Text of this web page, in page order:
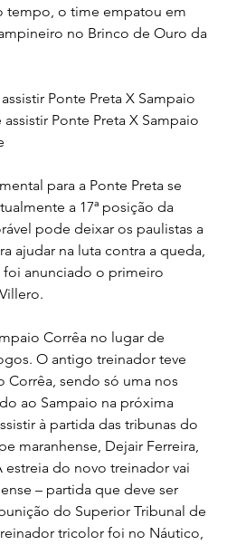
tempo, o time empatou em
no Brinco de Ouro da
Ponte Preta X Sampaio
Ponte Preta X Sampaio
para a Ponte Preta se
a 17ª posição da
pode deixar os paulistas a
ajudar na luta contra a queda,
foi anunciado o primeiro
Corrêa no lugar de
O antigo treinador teve
Corrêa, sendo só uma nos
ao Sampaio na próxima
à partida das tribunas do
maranhense, Dejair Ferreira,
estreia do novo treinador vai
– partida que deve ser
do Superior Tribunal de
tricolor foi no Náutico,